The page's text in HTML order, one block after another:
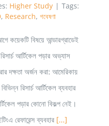
Higher Study | Tags:
, Research, গবেষণা
কয়েকটি বিষয়ে আন্ডারগ্রাডেই
আর্টিকেল পড়ার অভ্যাস
দক্ষতা অর্জন করা: আমেরিকায়
রিসার্চ আর্টিকেল ব্যবহার
পড়ার কোনো বিকল্প নেই।
রেফারেন্স ব্যবহার [...]